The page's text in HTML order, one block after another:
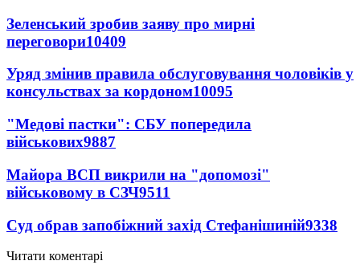
Зеленський зробив заяву про мирні
переговори10409
Уряд змінив правила обслуговування чоловіків у
консульствах за кордоном10095
"Медові пастки": СБУ попередила
військових9887
Майора ВСП викрили на "допомозі"
військовому в СЗЧ9511
Суд обрав запобіжний захід Стефанішиній9338
Читати коментарі